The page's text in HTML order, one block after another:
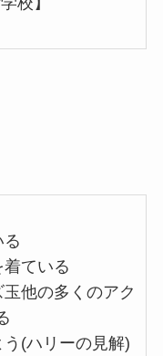
ている
他の多くのアク
(ハリーの見解)